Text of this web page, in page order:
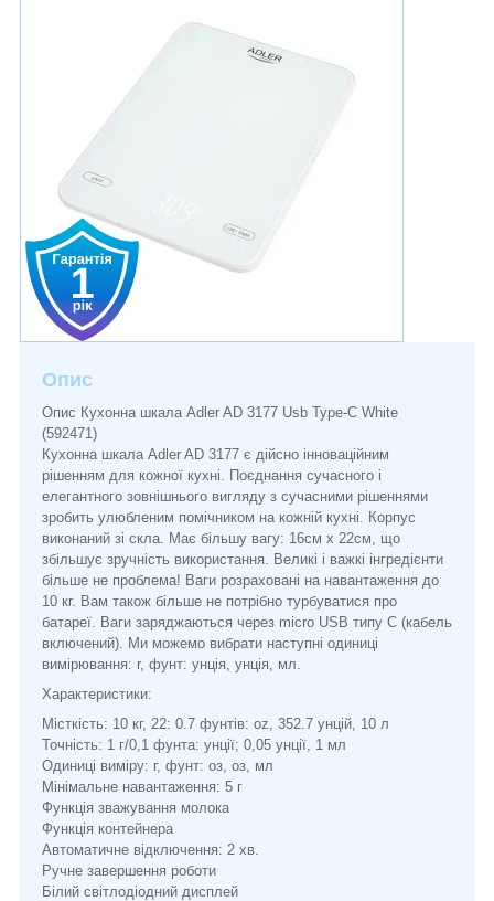
Опис
Опис Кухонна шкала Adler AD 3177 Usb Type-C White
(592471)
Кухонна шкала Adler AD 3177 є дійсно інноваційним
рішенням для кожної кухні. Поєднання сучасного і
елегантного зовнішнього вигляду з сучасними рішеннями
зробить улюбленим помічником на кожній кухні. Корпус
виконаний зі скла. Має більшу вагу: 16см х 22см, що
збільшує зручність використання. Великі і важкі інгредієнти
більше не проблема! Ваги розраховані на навантаження до
10 кг. Вам також більше не потрібно турбуватися про
батареї. Ваги заряджаються через micro USB типу C (кабель
включений). Ми можемо вибрати наступні одиниці
вимірювання: r, фунт: унція, унція, мл.
Характеристики:
Місткість: 10 кг, 22: 0.7 фунтів: oz, 352.7 унцій, 10 л
Точність: 1 г/0,1 фунта: унції; 0,05 унції, 1 мл
Одиниці виміру: г, фунт: оз, оз, мл
Мінімальне навантаження: 5 г
Функція зважування молока
Функція контейнера
Автоматичне відключення: 2 хв.
Ручне завершення роботи
Білий світлодіодний дисплей